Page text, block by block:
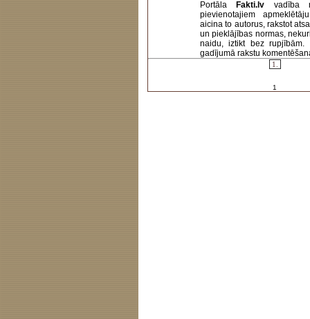
Portāla Fakti.lv vadība
pievienotajiem
aicina to autorus, rakstot
un pieklājības normas,
naidu, iztikt bez rupjībām.
gadījumā rakstu
1.
1